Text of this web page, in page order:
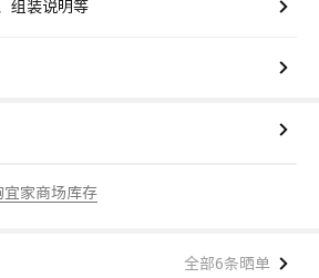
组装说明等
宜家商场库存
全部6条晒单